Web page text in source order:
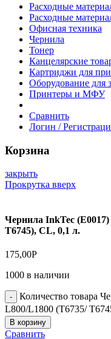
Расходные
Расходные
Офисная техника
Чернила
Тонер
Канцелярские
Картриджи для
Оборудование для
Принтеры и МФУ
Сравнить
Логин /
Корзина
закрыть
Прокрутка вверх
Чернила InkTec
T6745), CL, 0,1 л.
175,00Р
1000 в наличии
Количество товара
L800/L1800 (T6735/
В корзину
Сравнить